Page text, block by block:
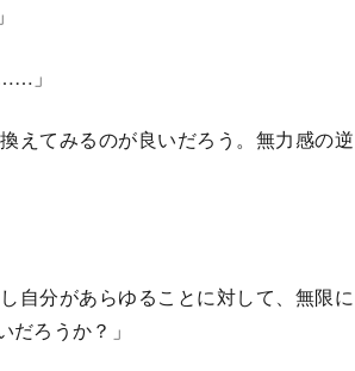
」
えてみるのが良いだろう。無力感の逆
自分があらゆることに対して、無限に
ろうか？」